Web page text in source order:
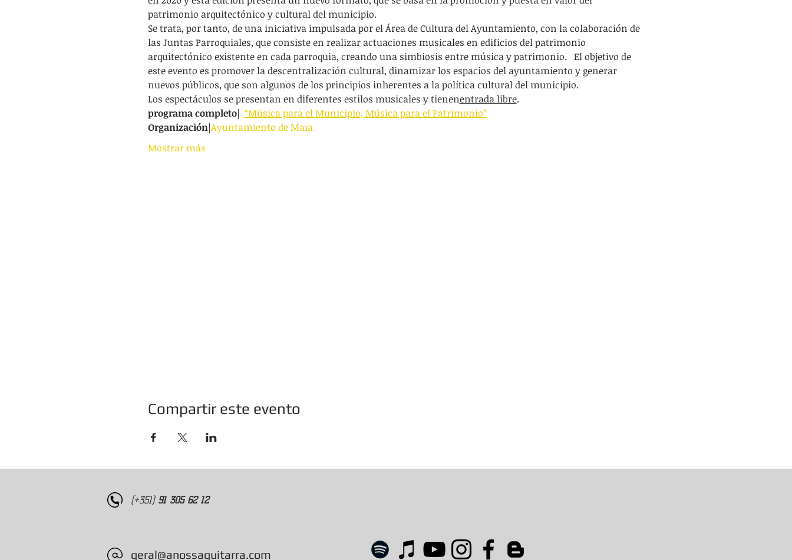
patrimonio arquitectónico y cultural del municipio.
Se trata, por tanto, de una iniciativa impulsada por el Área de Cultura del Ayuntamiento, con la colaboración de
las Juntas Parroquiales, que consiste en realizar actuaciones musicales en edificios del patrimonio
arquitectónico existente en cada parroquia, creando una simbiosis entre música y patrimonio.   El objetivo de
este evento es promover la descentralización cultural, dinamizar los espacios del ayuntamiento y generar
nuevos públicos, que son algunos de los principios inherentes a la política cultural del municipio.
Los espectáculos se presentan en diferentes estilos musicales y tienenentrada libre.
programa completo| “Música para el Municipio, Música para el Patrimonio”
Organización|Ayuntamiento de Maia
Mostrar más
Compartir este evento
(+351) 91 305 62 12
geral@anossaguitarra.com